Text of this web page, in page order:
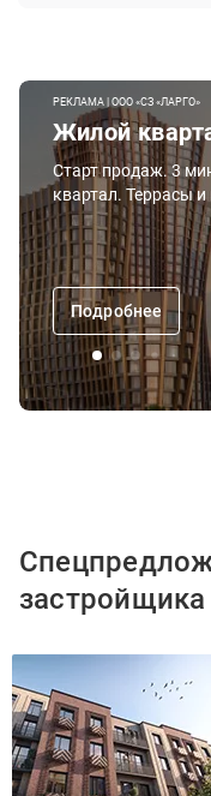
РЕКЛАМА | ООО «СЗ «ЛАРГО»
Жилой
Старт продаж. 3
квартал. Террасы
Подробнее
застройщика